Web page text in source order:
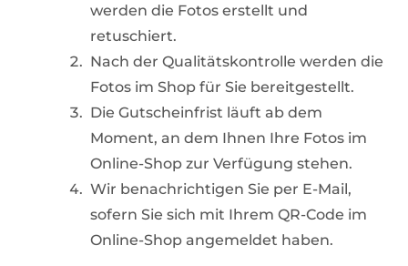
werden die Fotos erstellt und
retuschiert.
Nach der Qualitätskontrolle werden die
Fotos im Shop für Sie bereitgestellt.
Die Gutscheinfrist läuft ab dem
Moment, an dem Ihnen Ihre Fotos im
Online-Shop zur Verfügung stehen.
Wir benachrichtigen Sie per E-Mail,
sofern Sie sich mit Ihrem QR-Code im
Online-Shop angemeldet haben.